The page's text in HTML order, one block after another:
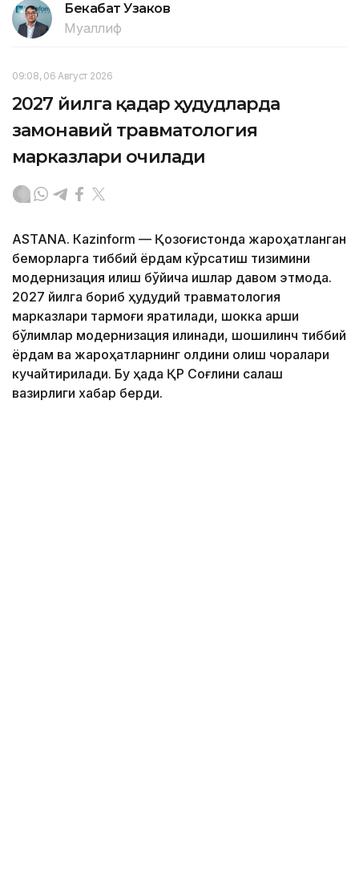
Бекабат Узаков
Муаллиф
09:08, 06 Август 2026
2027 йилга қадар ҳудудларда
замонавий травматология
марказлари очилади
ASTANА. Кazinform — Қозоғистонда жароҳатланган
беморларга тиббий ёрдам кўрсатиш тизимини
модернизация қилиш бўйича ишлар давом этмоқда.
2027 йилга бориб ҳудудий травматология
марказлари тармоғи яратилади, шокка қарши
бўлимлар модернизация қилинади, шошилинч тиббий
ёрдам ва жароҳатларнинг олдини олиш чоралари
кучайтирилади. Бу ҳақда ҚР Соғлиқни сақлаш
вазирлиги хабар берди.